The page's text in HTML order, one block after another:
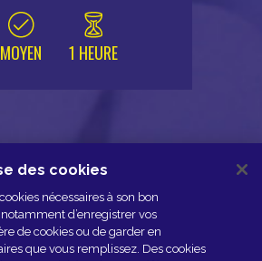
MOYEN 1 HEURE
NOUS CONTACTER
ESPACE PRESSE
NOS PARTENAIRES
des cookies
nécessaires à son bon
d’enregistrer vos
de cookies ou de garder en
que vous remplissez. Des cookies